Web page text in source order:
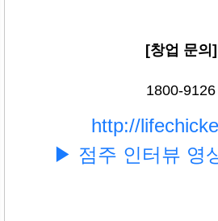
[창업 문의]
1800-9126
http://
▶ 점주 인터뷰 영